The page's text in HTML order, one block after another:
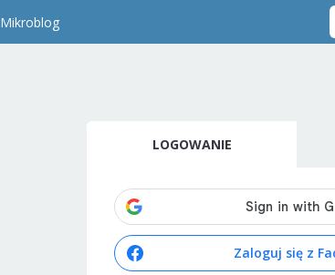
Mikroblog
LOGOWANIE
Zaloguj się z